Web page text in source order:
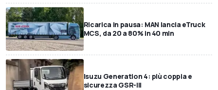
Ricarica in pausa: MAN lancia eTruck
MCS, da 20 a 80% in 40 min
Isuzu Generation 4: più coppia e
sicurezza GSR-III